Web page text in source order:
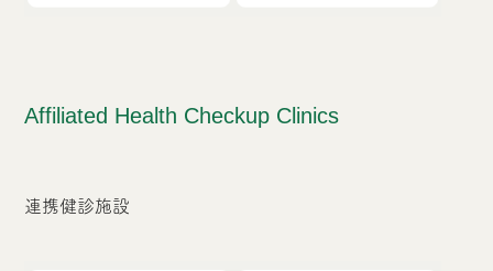
Affiliated Health Checkup Clinics
連携健診施設